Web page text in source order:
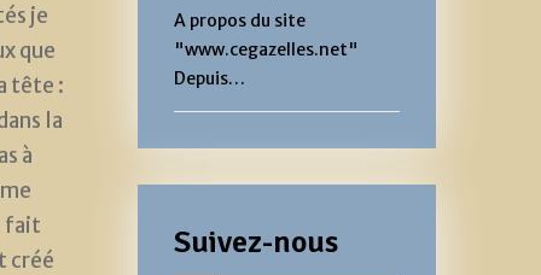
je
que
tête :
la
à
fait
créé
A propos du site
"www.cegazelles.net"
Depuis…
Suivez-nous